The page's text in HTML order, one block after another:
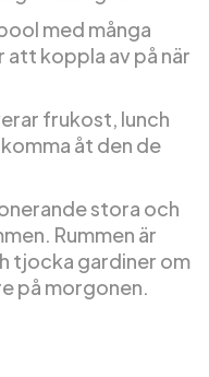
med många
att koppla av på när
frukost, lunch
åt den de
stora och
Rummen är
tjocka gardiner om
på morgonen.